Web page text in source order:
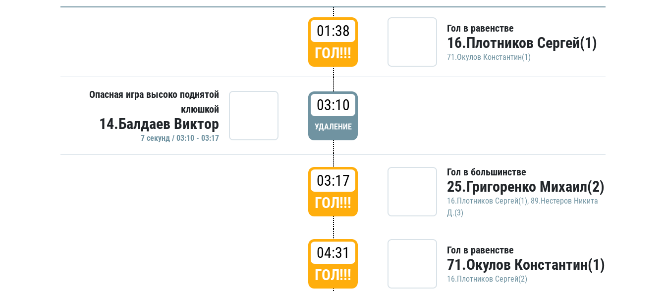
01:38
ГОЛ!!!
Гол в равенстве
16.Плотников Сергей(1)
71.Окулов Константин(1)
Опасная игра высоко поднятой
клюшкой
14.Балдаев Виктор
7 секунд / 03:10 - 03:17
03:10
УДАЛЕНИЕ
03:17
ГОЛ!!!
Гол в большинстве
25.Григоренко Михаил(2)
16.Плотников Сергей(1), 89.Нестеров Никита
Д.(3)
04:31
ГОЛ!!!
Гол в равенстве
71.Окулов Константин(1)
16.Плотников Сергей(2)